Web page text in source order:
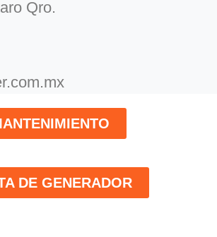
Qro.
DE GENERADOR